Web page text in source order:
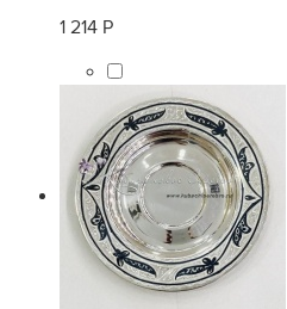
1 214 Р